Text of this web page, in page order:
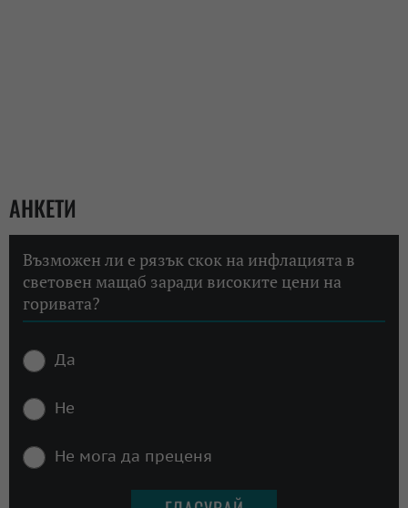
АНКЕТИ
Възможен ли е рязък скок на инфлацията в
световен мащаб заради високите цени на
горивата?
Да
Не
Не мога да преценя